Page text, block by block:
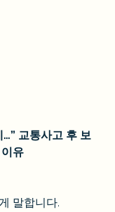
교통사고 후 보
유
말합니다.